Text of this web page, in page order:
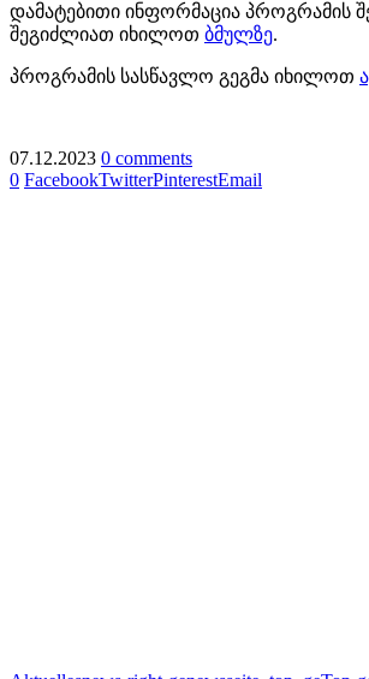
დამატებითი ინფორმაცია პროგრამის
შეგიძლიათ იხილოთ ბმულზე.
პროგრამის სასწავლო გეგმა იხილოთ
07.12.2023 0 comments
0 FacebookTwitterPinterestEmail